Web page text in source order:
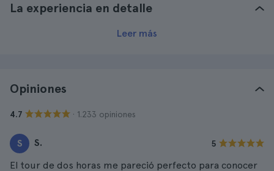
La experiencia en detalle
Leer más
Opiniones
4.7 · 1.233 opiniones
S S. 5
El tour de dos horas me pareció perfecto para conocer